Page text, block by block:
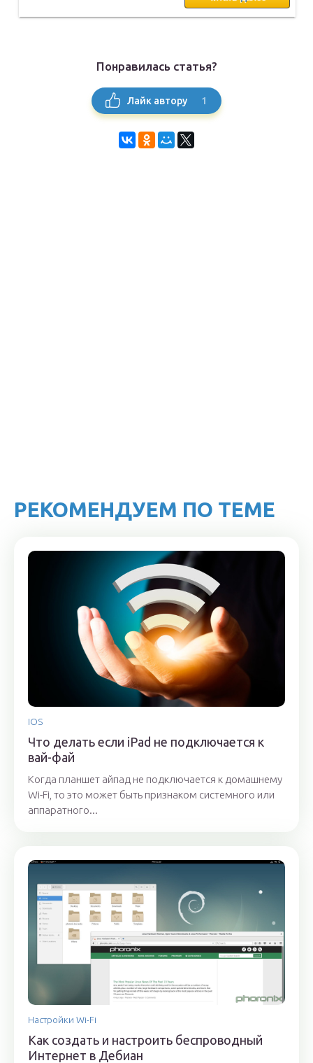
Понравилась статья?
Лайк автору 1
РЕКОМЕНДУЕМ ПО ТЕМЕ
IOS
Что делать если iPad не подключается к
вай-фай
Когда планшет айпад не подключается к домашнему
Wi-Fi, то это может быть признаком системного или
аппаратного...
Настройки Wi-Fi
Как создать и настроить беспроводный
Интернет в Дебиан